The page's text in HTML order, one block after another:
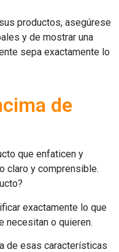
productos, asegúrese
y de mostrar una
sepa exactamente lo
de
que enfaticen y
claro y comprensible.
exactamente lo que
necesitan o quieren.
de esas características